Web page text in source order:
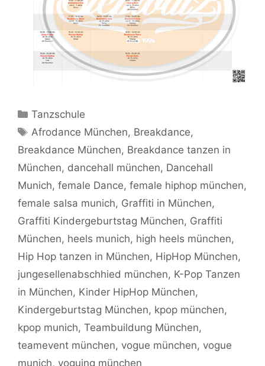
Kategorien
Tanzschule
Schlagwörter
Afrodance München, Breakdance,
Breakdance München, Breakdance tanzen in
München, dancehall münchen, Dancehall
Munich, female Dance, female hiphop münchen,
female salsa munich, Graffiti in München,
Graffiti Kindergeburtstag München, Graffiti
München, heels munich, high heels münchen,
Hip Hop tanzen in München, HipHop München,
jungesellenabschhied münchen, K-Pop Tanzen
in München, Kinder HipHop München,
Kindergeburtstag München, kpop münchen,
kpop munich, Teambuildung München,
teamevent münchen, vogue münchen, vogue
munich, voguing münchen